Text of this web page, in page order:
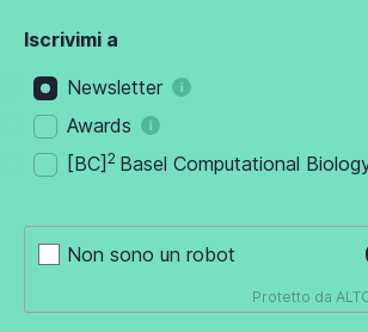
Iscrivimi a
Newsletter
Awards
[BC] 2 Basel Computational
Non sono un robot
Protetto da